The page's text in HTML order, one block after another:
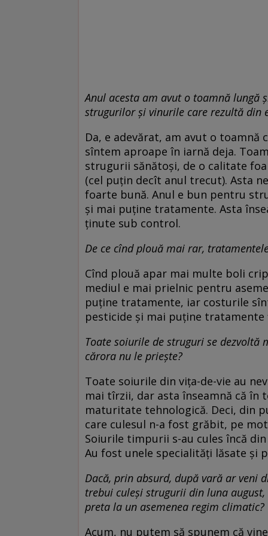
Anul acesta am avut o toamnă lungă
strugurilor și vinurile care rezultă din
Da, e adevărat, am avut o toamnă
sîntem aproape în iarnă deja.
strugurii sănătoși, de o calitate
(cel puțin decît anul trecut). Asta
foarte bună. Anul e bun pentru
și mai puține tratamente. Asta
ținute sub control.
De ce cînd plouă mai rar,
Cînd plouă apar mai multe boli
mediul e mai prielnic pentru
puține tratamente, iar costurile
pesticide și mai puține
Toate soiurile de struguri se dezvoltă
cărora nu le priește?
Toate soiurile din vița-de-vie au
mai tîrzii, dar asta înseamnă că în
maturitate tehnologică. Deci, din
care culesul n-a fost grăbit, pe
Soiurile timpurii s-au cules încă
Au fost unele specialități lăsate și
Dacă, prin absurd, după vară ar veni
trebui culeși strugurii din luna
preta la un asemenea regim climatic?
Acum, nu putem să spunem că